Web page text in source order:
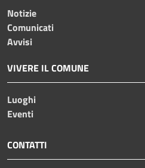
Notizie
Comunicati
Avvisi
VIVERE IL COMUNE
Luoghi
Eventi
CONTATTI